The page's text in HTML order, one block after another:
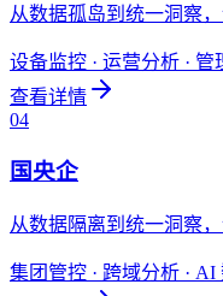
从数据孤岛到统一洞察
设备监控 · 运营分析 · 管
查看详情
04
国央企
从数据隔离到统一洞察
集团管控 · 跨域分析 · AI